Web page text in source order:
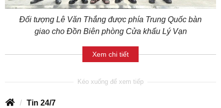
Đối tượng Lê Văn Thắng được phía Trung Quốc bàn
giao cho Đồn Biên phòng Cửa khẩu Lý Vạn
Xem chi tiết
Tin 24/7